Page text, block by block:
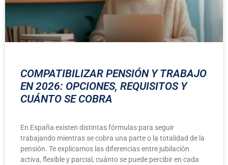
COMPATIBILIZAR PENSIÓN Y TRABAJO
EN 2026: OPCIONES, REQUISITOS Y
CUÁNTO SE COBRA
En España existen distintas fórmulas para seguir
trabajando mientras se cobra una parte o la totalidad de la
pensión. Te explicamos las diferencias entre jubilación
activa, flexible y parcial, cuánto se puede percibir en cada